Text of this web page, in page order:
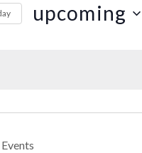
upcoming
Events